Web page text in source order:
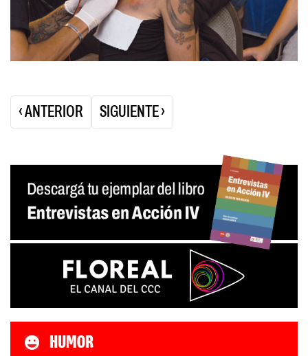
Paginación
entradas
‹ ANTERIOR SIGUIENTE ›
HUMOR